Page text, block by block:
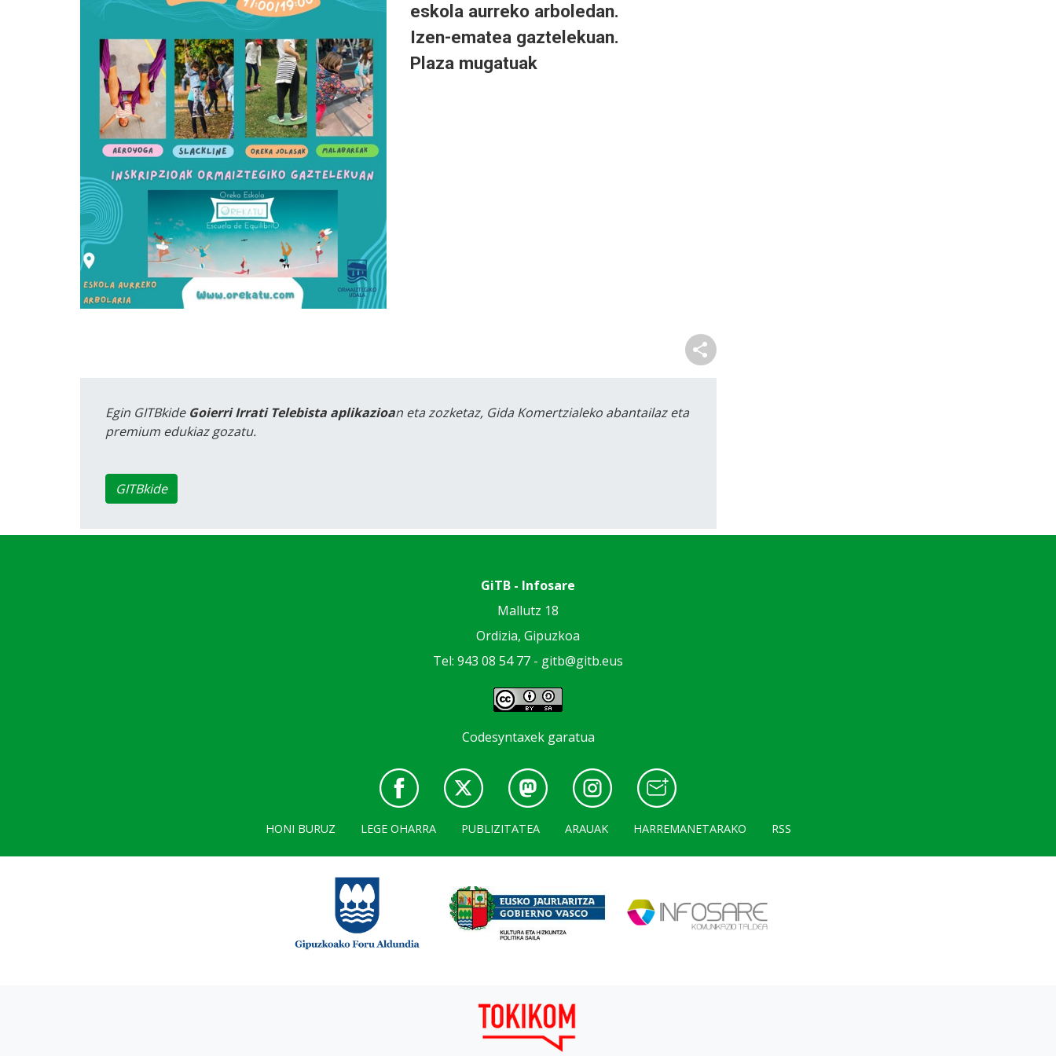
eskola aurreko arboledan.
Izen-ematea gaztelekuan.
Plaza mugatuak
Egin GITBkide Goierri Irrati Telebista aplikazioan eta zozketaz, Gida Komertzialeko abantailaz eta
premium edukiaz gozatu.
GITBkide
GiTB - Infosare
Mallutz 18
Ordizia, Gipuzkoa
Tel: 943 08 54 77 - gitb@gitb.eus
Codesyntaxek garatua
HONI BURUZ LEGE OHARRA PUBLIZITATEA ARAUAK HARREMANETARAKO RSS